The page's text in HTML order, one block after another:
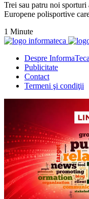
Trei sau patru noi
Europene polisportive
1 Minute
Despre InformaTeca
Publicitate
Contact
Termeni şi condiţii